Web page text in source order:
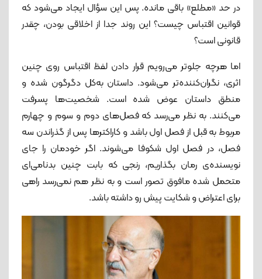
در حد «مطلع» باقی مانده. پس این سؤال ایجاد می‌شود که
قوانین اقتباس چیست؟ این روند جدا از اخلاقی بودن، چقدر
قانونی است؟
اما هرچه جلوتر می‌رویم قرار دادن لفظ اقتباس روی چنین
اثری، نگران‌کننده‌تر می‌شود. داستان به‌کل دگرگون شده و
منطق داستان عوض شده است. شخصیت‌ها پسرفت
می‌کنند. به‌ نظر می‌رسد که فصل‌های دوم و سوم و چهارم
مربوط به قبل از فصل اول باشد و کاراکترها پس از گذراندن سه
فصل، در فصل اول شکوفا می‌شوند. اگر خودمان را جای
نویسنده‌ی رمان بگذاریم، رنجی که بابت چنین بدنامی‌ای
متحمل شده مافوق تصور است و به نظر هم نمی‌رسد راهی
برای اعتراض و شکایت پیش‌ رو داشته باشد.